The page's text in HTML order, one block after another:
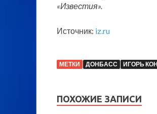
«Известия».
Источник: iz.ru
МЕТКИ ДОНБАСС ИГОРЬ
ПОХОЖИЕ ЗАПИСИ